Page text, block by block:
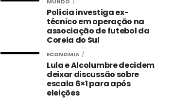
Polícia investiga ex-
técnico em operação na
associação de futebol da
Coreia do Sul
ECONOMIA
Lula e Alcolumbre decidem
deixar discussão sobre
escala 6×1 para após
eleições